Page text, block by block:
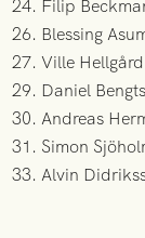
24. Filip
26. Blessing
27. Ville
29. Daniel
30. Andreas
31. Simon
33. Alvin